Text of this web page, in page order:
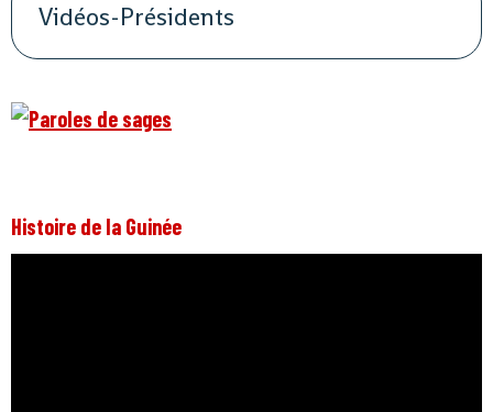
Vidéos-Présidents
Histoire de la Guinée